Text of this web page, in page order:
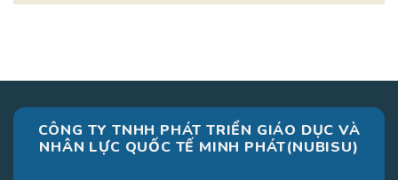
CÔNG TY TNHH PHÁT TRIỂN GIÁO DỤC VÀ
NHÂN LỰC QUỐC TẾ MINH PHÁT(NUBISU)